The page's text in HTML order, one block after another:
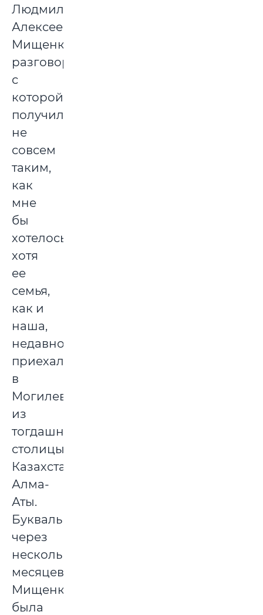
Людмилу
Алексеевну
Мищенко,
разговор
с
которой
получился
не
совсем
таким,
как
мне
бы
хотелось,
хотя
ее
семья,
как и
наша,
недавно
приехала
в
Могилев
из
тогдашней
столицы
Казахстана
Алма-
Аты.
Буквально
через
несколько
месяцев
Мищенко
была